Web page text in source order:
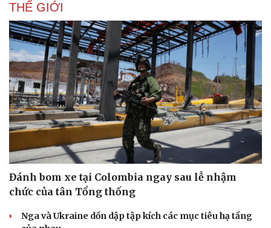
Thông tin doanh nghiệp
Doanh nghiệp 24h
Doanh nhân
Vì cộng đồng
Công nghệ
Sành điệu
Tin Công nghệ
Trải nghiệm
THẾ GIỚI
Đánh bom xe tại Colombia ngay sau lễ nhậm
chức của tân Tổng thống
Nga và Ukraine dồn dập tập kích các mục tiêu hạ tầng